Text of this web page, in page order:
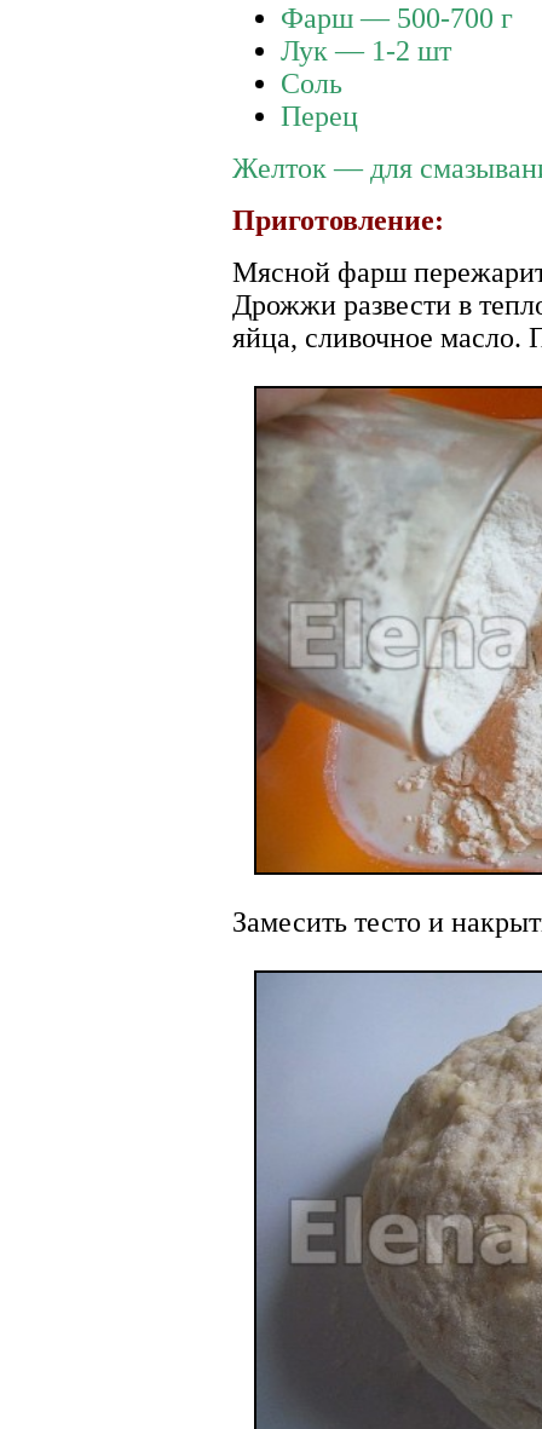
Фарш — 500-700 г
Лук — 1-2 шт
Соль
Перец
Желток — для
Приготовление:
Мясной фарш
Дрожжи развести в
яйца, сливочное масло.
Замесить тесто и